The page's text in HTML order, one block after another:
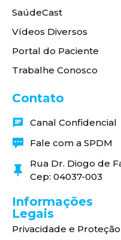
SaúdeCast
Vídeos Diversos
Portal do Paciente
Trabalhe Conosco
Contato
Canal Confidencial
Fale com a SPDM
Rua Dr. Diogo de
Cep: 04037-003
Informações
Legais
Privacidade e